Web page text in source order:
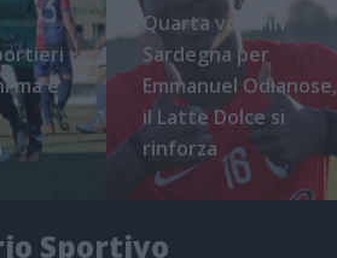
ma è
Quarta volta in
Sardegna per
Emmanuel Odianose,
il Latte Dolce si
rinforza
Sportivo